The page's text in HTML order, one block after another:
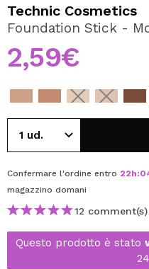
Creando un account su
acquisti velocemente,
consultare le tue
CREARE
Technic Cosmetics
Foundation Stick -
2,59€
Confermare l'ordine entro 22h:
magazzino domani
12
Questo prodotto è stato